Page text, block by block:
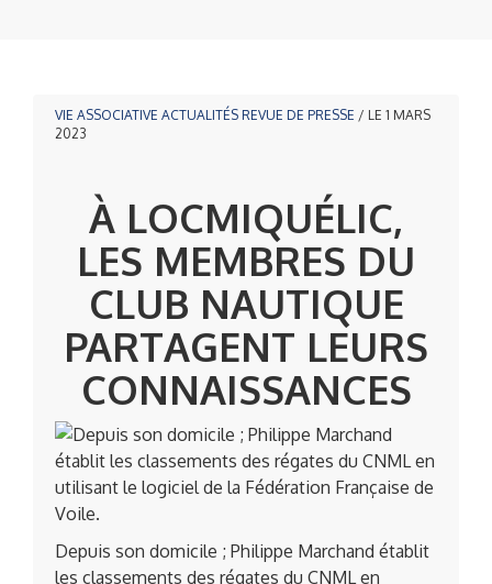
VIE ASSOCIATIVE ACTUALITÉS REVUE DE PRESSE / LE 1 MARS
2023
À LOCMIQUÉLIC,
LES MEMBRES DU
CLUB NAUTIQUE
PARTAGENT LEURS
CONNAISSANCES
Depuis son domicile ; Philippe Marchand établit
les classements des régates du CNML en